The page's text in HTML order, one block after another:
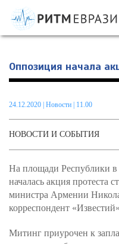
Информационно-аналитическое
проблемам интеграции на
Оппозиция начала
24.12.2020 Новости | 11.00
НОВОСТИ И СОБЫТИЯ
На площади Республики в
началась акция протеста
министра Армении
корреспондент
Митинг приурочен к